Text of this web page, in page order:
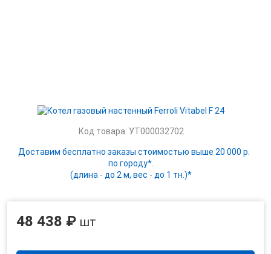
Код товара: УТ000032702
Доставим бесплатно заказы стоимостью выше 20 000 р.
по городу*.
(длина - до 2 м, вес - до 1 тн.)*
48 438 ₽ шт